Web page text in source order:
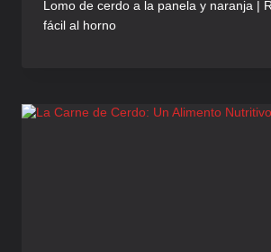
Lomo de cerdo a la panela y naranja |
fácil al horno